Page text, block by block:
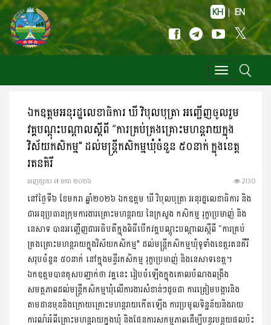
KH | EN
Toggle
navigation
ឯកឧត្តមអនុរដ្ឋលេខាធិការ ឃី វិបុលបុត្រា អញ្ជើញចូលរួម
វគ្គបណ្តុះបណ្តាលស្តីពី “ការគ្រប់គ្រងគ្រោះមហន្តរាយក្នុង
វិស័យកសិកម្ម" ដល់មន្រ្តីកសិកម្មឃុំចំនួន ៥០នាក់ ក្នុងខេត្ត
រតនគិរី
ចេញ​ផ្សាយ​ ៧ មករា ២០២៦ 2130
នៅថ្ងៃទី៦ ខែមករា ឆ្នាំ២០២៦ ឯកឧត្តម ឃី វិបុលបុត្រា អនុរដ្ឋលេខាធិការ និង
ជាអនុប្រធានក្រុមការងារគ្រោះមហន្តរាយ នៃក្រសួង កសិកម្ម រុក្ខាប្រមាញ់ និង
នេសាទ បានអញ្ជើញជាអធិបតីក្នុងពិធីបើកវគ្គបណ្តុះបណ្តាលស្តីពី “ការគ្រប់
គ្រងគ្រោះមហន្តរាយក្នុងវិស័យកសិកម្ម" ដល់មន្រ្តីកសិកម្មឃុំទូទាំងខេត្តរតនគីរី
សរុបចំនួន ៥០នាក់ នៅក្នុងមន្ទីរកសិកម្ម រុក្ខាប្រមាញ់ និងនេសាទខេត្ត។
ឯកឧត្តមបានគូសបញ្ជាក់ថា វគ្គនេះ រៀបចំឡើងក្នុងគោលបំណងពង្រឹង
សមត្ថភាពដល់មន្ត្រីកសិកម្មឃុំលើការងារសំខាន់ៗដូចជា ការត្រៀមបង្ការនិង
តាមដានមុននិងក្រោយគ្រោះមហន្តរាយកើតឡើង ការប្រមូលទិន្នន័យនិងរាយ
ការណ៍អំពីគ្រោះមហន្តរាយក្នុងឃុំ និងផែនការសកម្មភាពដើម្បីបន្ធូរបន្ថយផលប៉ះ